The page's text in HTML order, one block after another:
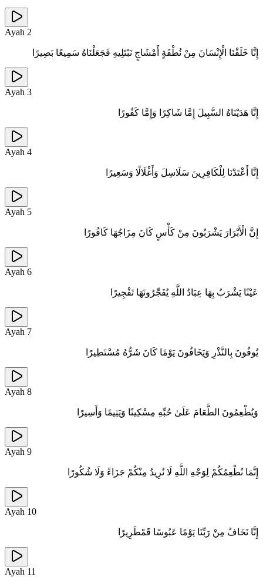
Ayah 2
إِنَّا خَلَقْنَا الْإِنْسَانَ مِنْ نُطْفَةٍ أَمْشَاجٍ نَبْتَلِيهِ فَجَعَلْنَاهُ سَمِيعًا بَصِيرًا
Ayah 3
إِنَّا هَدَيْنَاهُ السَّبِيلَ إِمَّا شَاكِرًا وَإِمَّا كَفُورًا
Ayah 4
إِنَّا أَعْتَدْنَا لِلْكَافِرِينَ سَلَاسِلَ وَأَغْلَالًا وَسَعِيرًا
Ayah 5
إِنَّ الْأَبْرَارَ يَشْرَبُونَ مِنْ كَأْسٍ كَانَ مِزَاجُهَا كَافُورًا
Ayah 6
عَيْنًا يَشْرَبُ بِهَا عِبَادُ اللَّهِ يُفَجِّرُونَهَا تَفْجِيرًا
Ayah 7
يُوفُونَ بِالنَّذْرِ وَيَخَافُونَ يَوْمًا كَانَ شَرُّهُ مُسْتَطِيرًا
Ayah 8
وَيُطْعِمُونَ الطَّعَامَ عَلَىٰ حُبِّهِ مِسْكِينًا وَيَتِيمًا وَأَسِيرًا
Ayah 9
إِنَّمَا نُطْعِمُكُمْ لِوَجْهِ اللَّهِ لَا نُرِيدُ مِنْكُمْ جَزَاءً وَلَا شُكُورًا
Ayah 10
إِنَّا نَخَافُ مِنْ رَبِّنَا يَوْمًا عَبُوسًا قَمْطَرِيرًا
Ayah 11